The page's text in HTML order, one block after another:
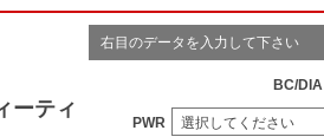
ーティ
右目のデータを入力して下さい
BC/DIA
PWR